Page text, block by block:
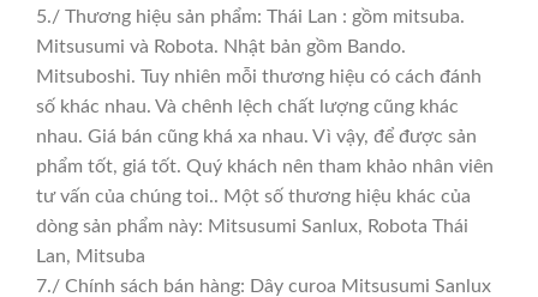
5./ Thương hiệu sản phẩm: Thái Lan : gồm mitsuba.
Mitsusumi và Robota. Nhật bản gồm Bando.
Mitsuboshi. Tuy nhiên mỗi thương hiệu có cách đánh
số khác nhau. Và chênh lệch chất lượng cũng khác
nhau. Giá bán cũng khá xa nhau. Vì vậy, để được sản
phẩm tốt, giá tốt. Quý khách nên tham khảo nhân viên
tư vấn của chúng toi.. Một số thương hiệu khác của
dòng sản phẩm này: Mitsusumi Sanlux, Robota Thái
Lan, Mitsuba
7./ Chính sách bán hàng: Dây curoa Mitsusumi Sanlux